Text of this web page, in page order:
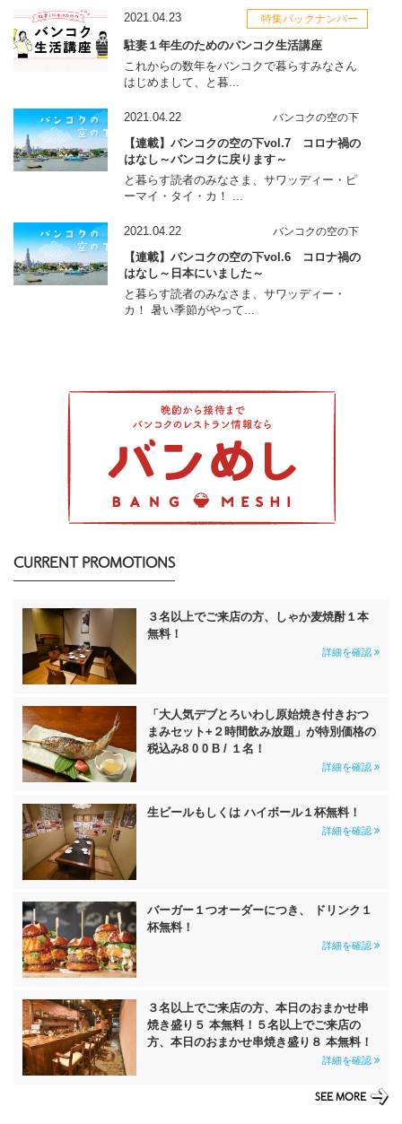
2021.04.23 特集バックナンバー
駐妻１年生のためのバンコク生活講座
これからの数年をバンコクで暮らすみなさん
はじめまして、と暮...
2021.04.22 バンコクの空の下
【連載】バンコクの空の下vol.7 コロナ禍の
はなし～バンコクに戻ります～
と暮らす読者のみなさま、サワッディー・ピ
ーマイ・タイ・カ！ ...
2021.04.22 バンコクの空の下
【連載】バンコクの空の下vol.6 コロナ禍の
はなし～日本にいました～
と暮らす読者のみなさま、サワッディー・
カ！ 暑い季節がやって...
CURRENT PROMOTIONS
３名以上でご来店の方、しゃか麦焼酎１本
無料！
詳細を確認
「大人気デブとろいわし原始焼き付きおつ
まみセット+２時間飲み放題」が特別価格の
税込み8 0 0 B / １名！
詳細を確認
生ビールもしくは ハイボール１杯無料！
詳細を確認
バーガー１つオーダーにつき、 ドリンク１
杯無料！
詳細を確認
３名以上でご来店の方、本日のおまかせ串
焼き盛り５ 本無料！５名以上でご来店の
方、本日のおまかせ串焼き盛り８ 本無料！
詳細を確認
SEE MORE